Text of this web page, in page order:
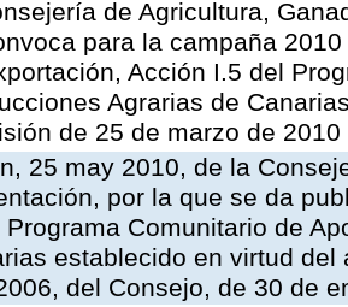
de Agricultura,
para la campaña
Acción I.5 del
Agrarias de
de 25 de marzo de 2010
25 may 2010, de la
por la que se da
Programa Comunitario de
establecido en virtud del
del Consejo, de 30 de